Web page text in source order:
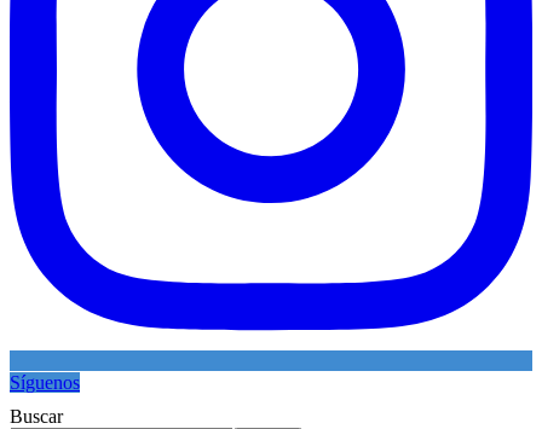
Síguenos
Buscar